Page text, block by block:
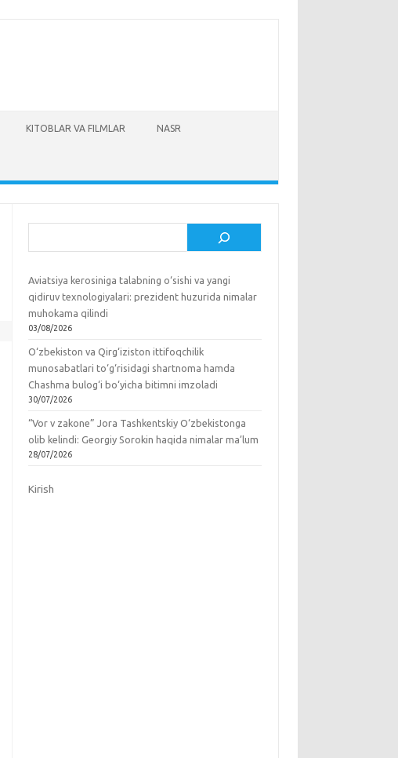
KITOBLAR VA FILMLAR NASR
Aviatsiya kerosiniga talabning o‘sishi va yangi
qidiruv texnologiyalari: prezident huzurida nimalar
muhokama qilindi
03/08/2026
O‘zbekiston va Qirg‘iziston ittifoqchilik
munosabatlari to‘g‘risidagi shartnoma hamda
Chashma bulog‘i bo‘yicha bitimni imzoladi
30/07/2026
“Vor v zakone” Jora Tashkentskiy O‘zbekistonga
olib kelindi: Georgiy Sorokin haqida nimalar ma’lum
28/07/2026
Kirish